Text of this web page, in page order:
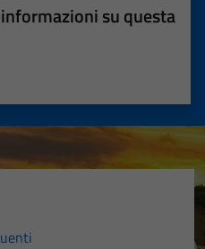
su questa
su 5
5